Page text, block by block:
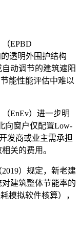
EPBD
透明外围护结构
动调节的建筑遮阳
能性能评估中难以
EnEv）进一步明
向窗户仅配置Low-
发商或业主需承担
关的费用。
）规定，新老建
建筑整体节能率的
模拟软件核算），